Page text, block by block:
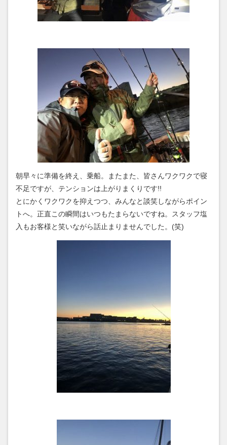
朝早々に準備を終え、乗船。またまた、皆さんワクワクで寝
不足ですが、テンションは上がりまくりです!!
とにかくワクワクを抑えつつ、みんなと談笑しながらポイン
トへ。正直この瞬間はいつもたまらないですね。スタッフ塩
入もお客様と笑いながら話止まりませんでした。(笑)